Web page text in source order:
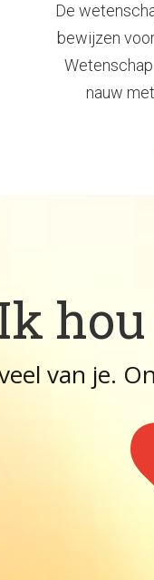
De
bewijzen
nauw
van je.